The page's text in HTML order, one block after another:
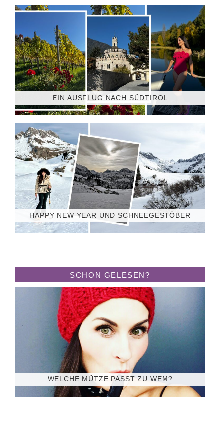
EIN AUSFLUG NACH SÜDTIROL
HAPPY NEW YEAR UND SCHNEEGESTÖBER
SCHON GELESEN?
WELCHE MÜTZE PASST ZU WEM?